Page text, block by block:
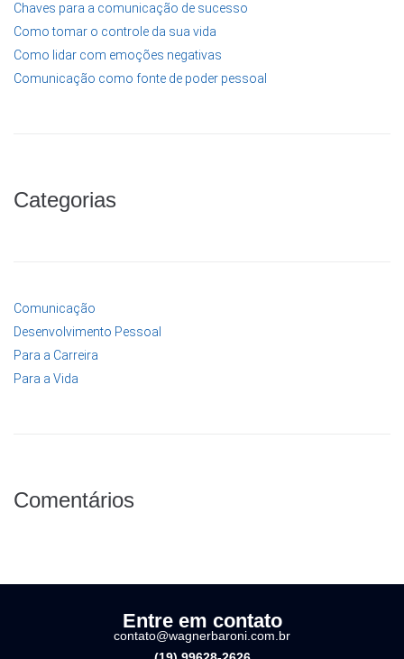
Chaves para a comunicação de sucesso
Como tomar o controle da sua vida
Como lidar com emoções negativas
Comunicação como fonte de poder pessoal
Categorias
Comunicação
Desenvolvimento Pessoal
Para a Carreira
Para a Vida
Comentários
Entre em contato
contato@wagnerbaroni.com.br